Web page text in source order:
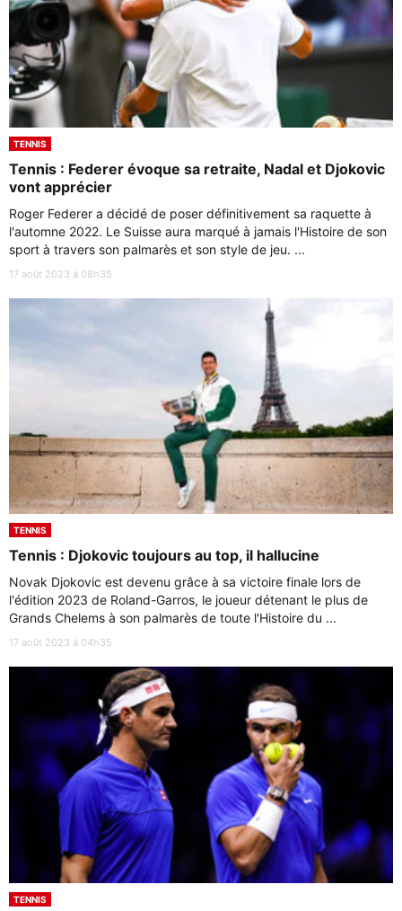
TENNIS
Tennis : Federer évoque sa retraite, Nadal et Djokovic
vont apprécier
Roger Federer a décidé de poser définitivement sa raquette à
l'automne 2022. Le Suisse aura marqué à jamais l'Histoire de son
sport à travers son palmarès et son style de jeu. ...
17 août 2023 à 08h35
TENNIS
Tennis : Djokovic toujours au top, il hallucine
Novak Djokovic est devenu grâce à sa victoire finale lors de
l'édition 2023 de Roland-Garros, le joueur détenant le plus de
Grands Chelems à son palmarès de toute l'Histoire du ...
17 août 2023 à 04h35
TENNIS